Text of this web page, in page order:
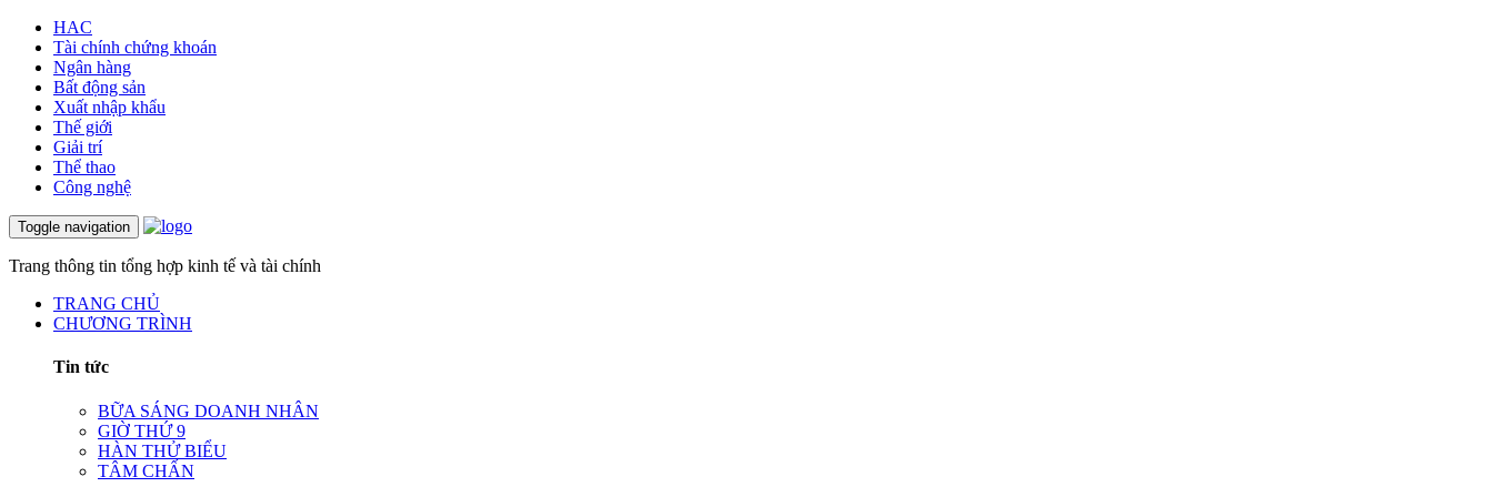
HAC
Tài chính chứng khoán
Ngân hàng
Bất động sản
Xuất nhập khẩu
Thế giới
Giải trí
Thể thao
Công nghệ
Toggle navigation
Trang thông tin tổng hợp kinh tế và tài chính
TRANG CHỦ
CHƯƠNG TRÌNH
Tin tức
BỮA SÁNG DOANH NHÂN
GIỜ THỨ 9
HÀN THỬ BIỂU
TÂM CHẤN